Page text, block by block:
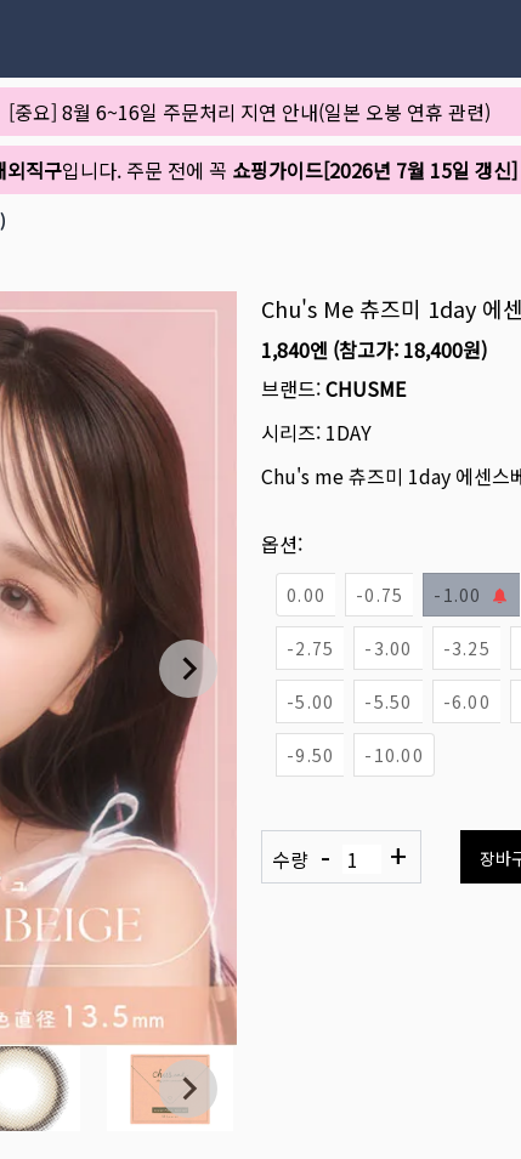
[중요] 8월 6~16일 주문처리 지연 안내(일본 오봉 연휴 관련)
외직구입니다. 주문 전에 꼭 쇼핑가이드[2026년 7월 15일 갱신]
Chu's Me 츄즈미 1day 에
1,840엔 (참고가: 18,400원)
브랜드:CHUSME
시리즈: 1DAY
Chu's me 츄즈미 1day 에센스
옵션:
0.00 -0.75 -1.00
-2.75 -3.00 -3.25
-5.00 -5.50 -6.00
-9.50 -10.00
수량 - + 장바